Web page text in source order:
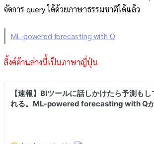
จัดการ query ได้ด้วยภาษาธรรมชาติได้แล้ว
ML-powered forecasting with Q
ลิ้งค์ด้านล่างนี้เป็นภาษาญี่ปุ่น